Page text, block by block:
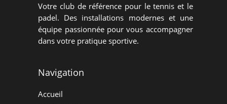
Votre club de référence pour le tennis et le
padel. Des installations modernes et une
équipe passionnée pour vous accompagner
dans votre pratique sportive.
Navigation
Accueil